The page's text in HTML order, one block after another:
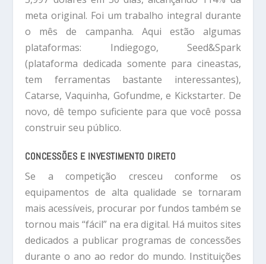
meta original. Foi um trabalho integral durante
o mês de campanha. Aqui estão algumas
plataformas: Indiegogo, Seed&Spark
(plataforma dedicada somente para cineastas,
tem ferramentas bastante interessantes),
Catarse, Vaquinha, Gofundme, e Kickstarter. De
novo, dê tempo suficiente para que você possa
construir seu público.
CONCESSÕES E INVESTIMENTO DIRETO
Se a competição cresceu conforme os
equipamentos de alta qualidade se tornaram
mais acessíveis, procurar por fundos também se
tornou mais “fácil” na era digital. Há muitos sites
dedicados a publicar programas de concessões
durante o ano ao redor do mundo. Instituições